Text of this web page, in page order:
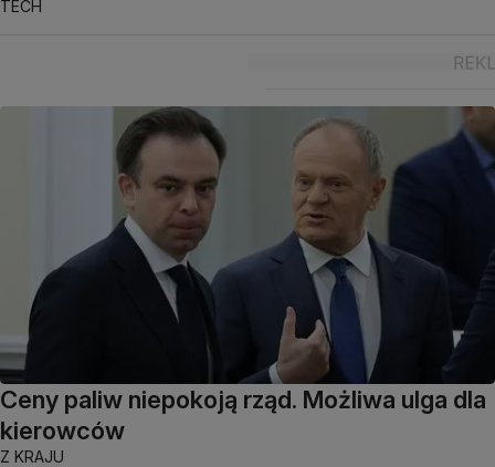
TECH
Ceny paliw niepokoją rząd. Możliwa ulga dla
kierowców
Z KRAJU